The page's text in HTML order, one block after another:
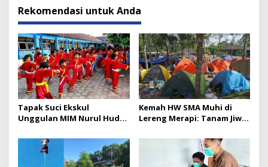
Rekomendasi untuk Anda
Tapak Suci Ekskul
Unggulan MIM Nurul Huda
Kemah HW SMA Muhi di
Lereng Merapi: Tanam Jiwa